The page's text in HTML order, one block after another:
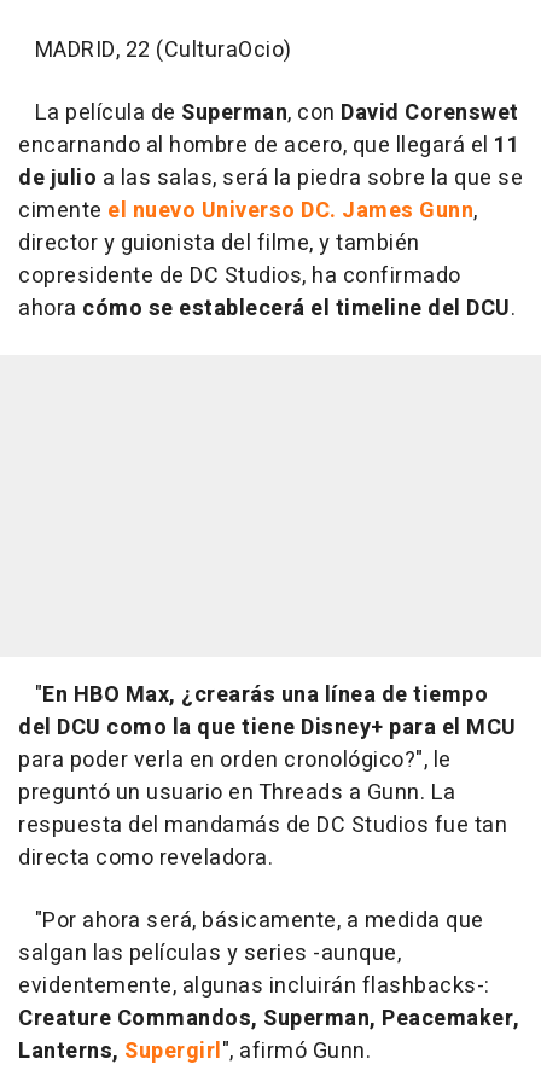
MADRID, 22 (CulturaOcio)
La película de Superman, con David Corenswet
encarnando al hombre de acero, que llegará el 11
de julio a las salas, será la piedra sobre la que se
cimente el nuevo Universo DC. James Gunn,
director y guionista del filme, y también
copresidente de DC Studios, ha confirmado
ahora cómo se establecerá el timeline del DCU.
"En HBO Max, ¿crearás una línea de tiempo
del DCU como la que tiene Disney+ para el MCU
para poder verla en orden cronológico?", le
preguntó un usuario en Threads a Gunn. La
respuesta del mandamás de DC Studios fue tan
directa como reveladora.
"Por ahora será, básicamente, a medida que
salgan las películas y series -aunque,
evidentemente, algunas incluirán flashbacks-:
Creature Commandos, Superman, Peacemaker,
Lanterns, Supergirl", afirmó Gunn.